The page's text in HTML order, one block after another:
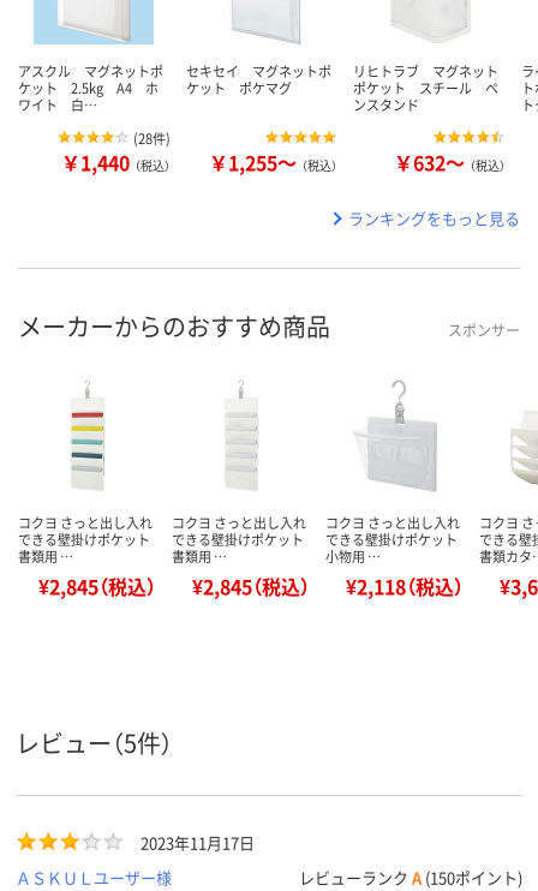
アスクル マグネットポ
ケット 2.5kg A4 ホ
ワイト 白…
(28件)
￥1,440 （税込）
セキセイ マグネットポ
ケット ポケマグ
￥1,255～ （税込）
リヒトラブ マグネット
ポケット スチール ペ
ンスタンド
￥632～ （税込）
ランキングをもっと見る
メーカーからのおすすめ商品 スポンサー
コクヨ さっと出し入れ
できる壁掛けポケット
書類用 …
¥2,845（税込）
コクヨ さっと出し入れ
できる壁掛けポケット
書類用 …
¥2,845（税込）
コクヨ さっと出し入れ
できる壁掛けポケット
小物用 …
¥2,118（税込）
コクヨ
できる壁
書類カ
レビュー（5件）
2023年11月17日
ＡＳＫＵＬユーザー様
レビューランク A (150ポイント)